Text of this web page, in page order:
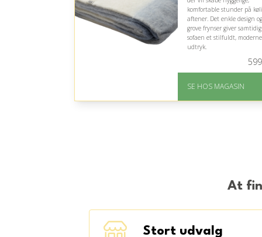
komfortable stunder på
aftener. Det enkle design
grove frynser giver samtidig
sofaen et stilfuldt, moderne
udtryk.
God Trustpilot rating på
599
SE HOS MAGASIN
At
Stort udvalg